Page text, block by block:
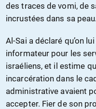
des traces de vomi, de
incrustées dans sa peau.
Al-Sai a déclaré qu’on
informateur pour les
israéliens, et il estime
incarcération dans le
administrative avaient
accepter. Fier de son